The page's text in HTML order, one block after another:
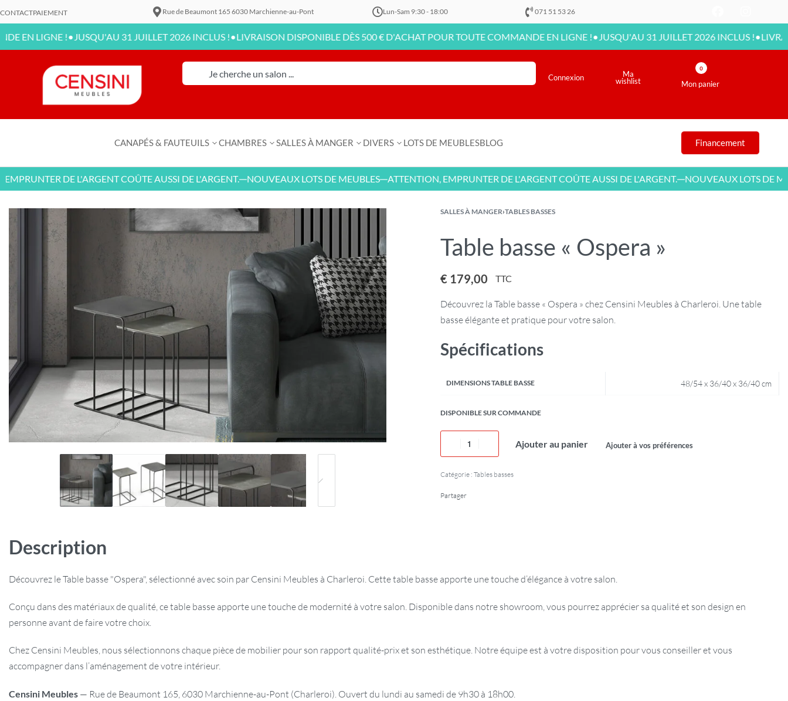
CONTACTPAIEMENT Rue de Beaumont 165 6030 Marchienne-au-Pont Lun-Sam 9:30 - 18:00 071 51 53 26
!•JUSQU'AU 31 JUILLET 2026 INCLUS !•LIVRAISON DISPONIBLE DÈS 500 € D'ACHAT POUR TOUTE COMMANDE EN LIGNE !•JUSQU'AU 31 JUILLET 2026 INCLUS !•LIVRAISON
Connexion Ma
wishlist Mon panier
0
CANAPÉS & FAUTEUILS CHAMBRES SALLES À MANGER DIVERS LOTS DE MEUBLESBLOG Financement
DE L'ARGENT COÛTE AUSSI DE L'ARGENT.—NOUVEAUX LOTS DE MEUBLES—ATTENTION, EMPRUNTER DE L'ARGENT COÛTE AUSSI DE L'ARGENT.—NOUVEAUX LOTS DE
SALLES À MANGER›TABLES BASSES
Table basse « Ospera »
€179,00 TTC
Découvrez la Table basse « Ospera » chez Censini Meubles à Charleroi. Une table
basse élégante et pratique pour votre salon.
Spécifications
DIMENSIONS TABLE BASSE 48/54 x 36/40 x 36/40 cm
DISPONIBLE SUR COMMANDE
Ajouter au panier Ajouter à vos préférences
Catégorie : Tables basses
Partager
Description
Découvrez le Table basse "Ospera", sélectionné avec soin par Censini Meubles à Charleroi. Cette table basse apporte une touche d’élégance à votre salon.
Conçu dans des matériaux de qualité, ce table basse apporte une touche de modernité à votre salon. Disponible dans notre showroom, vous pourrez apprécier sa qualité et son design en
personne avant de faire votre choix.
Chez Censini Meubles, nous sélectionnons chaque pièce de mobilier pour son rapport qualité-prix et son esthétique. Notre équipe est à votre disposition pour vous conseiller et vous
accompagner dans l’aménagement de votre intérieur.
Censini Meubles — Rue de Beaumont 165, 6030 Marchienne-au-Pont (Charleroi). Ouvert du lundi au samedi de 9h30 à 18h00.